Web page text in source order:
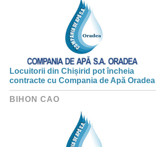
Locuitorii din Chișirid pot încheia
contracte cu Compania de Apă Oradea
BIHON CAO